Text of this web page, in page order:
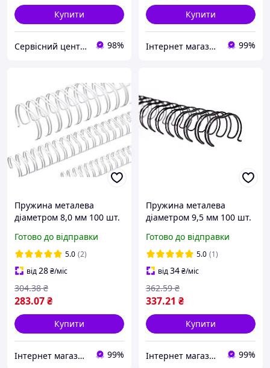
Купити
Сервісний центр Екран 98%
Купити
Інтернет магазин ТерЛайн 99%
Пружина металева
діаметром 8,0 мм 100 шт.
біндером Білі
Готово до відправки
5.0 (2)
від28₴/міс
283.07₴
304.38 ₴
Купити
Інтернет магазин ТерЛайн 99%
Пружина металева
діаметром 9,5 мм 100 шт.
біндером Чорні
Готово до відправки
5.0 (1)
від34₴/міс
337.21 ₴
362.59 ₴
Купити
Інтернет магазин ТерЛайн 99%